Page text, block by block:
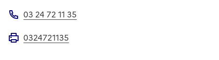
03 24 72 11 35
0324721135